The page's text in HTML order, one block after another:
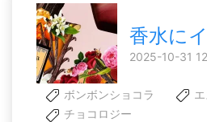
香水に
2025-10-31
ボンボンショコラ
チョコロジー